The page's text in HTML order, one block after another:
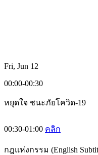
Fri, Jun 12
00:00-00:30
หยุดใจ ชนะภัยโควิด-19
00:30-01:00 คลิก
กฎแห่งกรรม (English